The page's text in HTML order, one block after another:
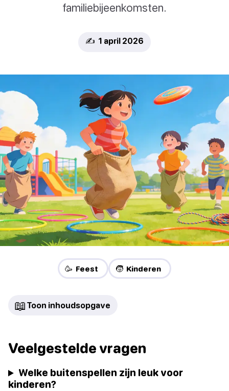
familiebijeenkomsten.
✍️ 1 april 2026
🥳 Feest 🧒 Kinderen
📖 Toon inhoudsopgave
Veelgestelde vragen
Welke buitenspellen zijn leuk voor
kinderen?